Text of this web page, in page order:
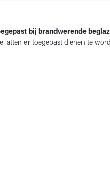
bij brandwerende
er toegepast dienen te